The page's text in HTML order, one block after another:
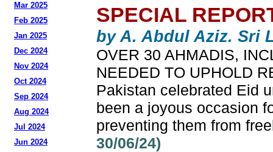
Mar 2025
Feb 2025
Jan 2025
Dec 2024
Nov 2024
Oct 2024
Sep 2024
Aug 2024
Jul 2024
Jun 2024
SPECIAL
by A. Abdul Aziz. Sri
OVER 30 AHMADIS,
NEEDED TO UPHOLD
Pakistan celebrated Eid
been a joyous occasion
preventing them from
30/06/24)